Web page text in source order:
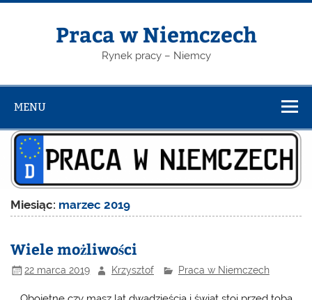
Skip
Praca w Niemczech
Rynek pracy – Niemcy
MENU
Miesiąc: marzec 2019
Wiele możliwości
22 marca 2019 Krzysztof Praca w Niemczech